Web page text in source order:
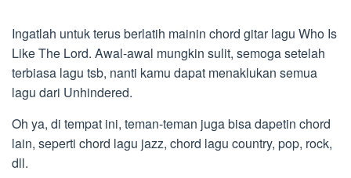
Ingatlah untuk terus berlatih mainin chord gitar lagu Who Is
Like The Lord. Awal-awal mungkin sulit, semoga setelah
terbiasa lagu tsb, nanti kamu dapat menaklukan semua
lagu dari Unhindered.
Oh ya, di tempat ini, teman-teman juga bisa dapetin chord
lain, seperti chord lagu jazz, chord lagu country, pop, rock,
dll.